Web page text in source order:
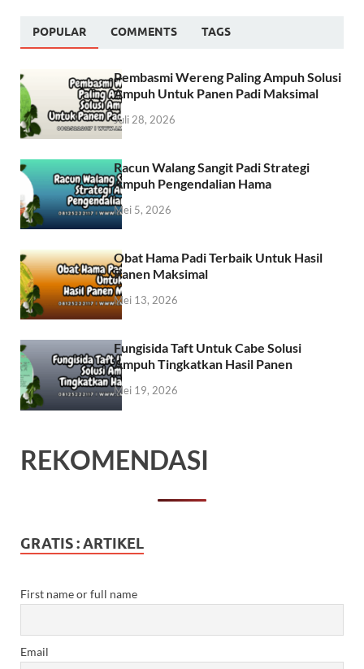
POPULAR COMMENTS TAGS
Pembasmi Wereng Paling Ampuh Solusi
Ampuh Untuk Panen Padi Maksimal
Juli 28, 2026
Racun Walang Sangit Padi Strategi
Ampuh Pengendalian Hama
Mei 5, 2026
Obat Hama Padi Terbaik Untuk Hasil
Panen Maksimal
Mei 13, 2026
Fungisida Taft Untuk Cabe Solusi
Ampuh Tingkatkan Hasil Panen
Mei 19, 2026
REKOMENDASI
GRATIS : ARTIKEL
First name or full name
Email